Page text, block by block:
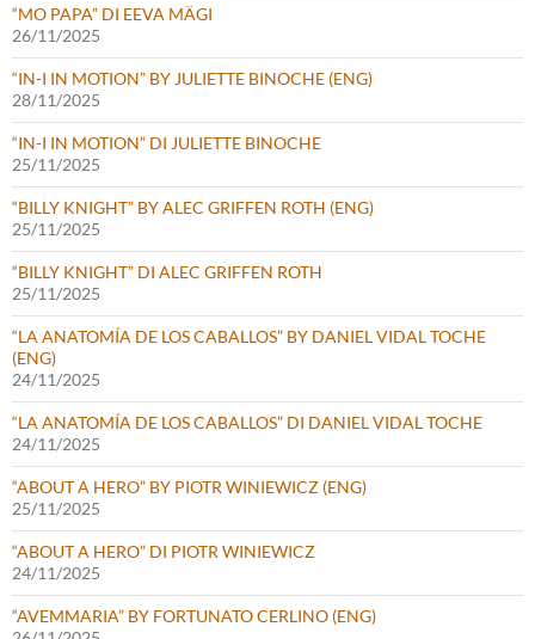
“MO PAPA” DI EEVA MÄGI
26/11/2025
“IN-I IN MOTION” BY JULIETTE BINOCHE (ENG)
28/11/2025
“IN-I IN MOTION” DI JULIETTE BINOCHE
25/11/2025
“BILLY KNIGHT” BY ALEC GRIFFEN ROTH (ENG)
25/11/2025
“BILLY KNIGHT” DI ALEC GRIFFEN ROTH
25/11/2025
“LA ANATOMÍA DE LOS CABALLOS” BY DANIEL VIDAL TOCHE
(ENG)
24/11/2025
“LA ANATOMÍA DE LOS CABALLOS” DI DANIEL VIDAL TOCHE
24/11/2025
“ABOUT A HERO” BY PIOTR WINIEWICZ (ENG)
25/11/2025
“ABOUT A HERO” DI PIOTR WINIEWICZ
24/11/2025
“AVEMMARIA” BY FORTUNATO CERLINO (ENG)